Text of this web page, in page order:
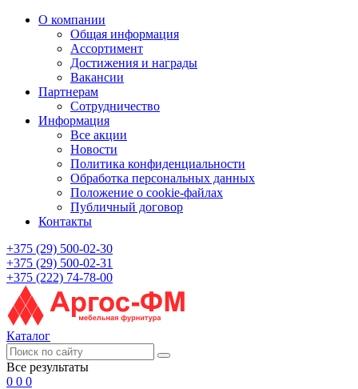
О компании
Общая информация
Ассортимент
Достижения и награды
Вакансии
Партнерам
Сотрудничество
Информация
Все акции
Новости
Политика конфиденциальности
Обработка персональных данных
Положение о cookie-файлах
Публичный договор
Контакты
+375 (29) 500-02-30
+375 (29) 500-02-31
+375 (222) 74-78-00
Каталог
Все результаты
0 0 0